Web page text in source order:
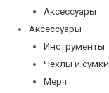
Аксессуары
Аксессуары
Инструменты
Чехлы и сумки
Мерч